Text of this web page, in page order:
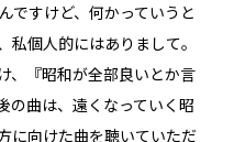
ですけど、何かっていうと
個人的にはありまして。
、『昭和が全部良いとか言
の曲は、遠くなっていく昭
に向けた曲を聴いていただ